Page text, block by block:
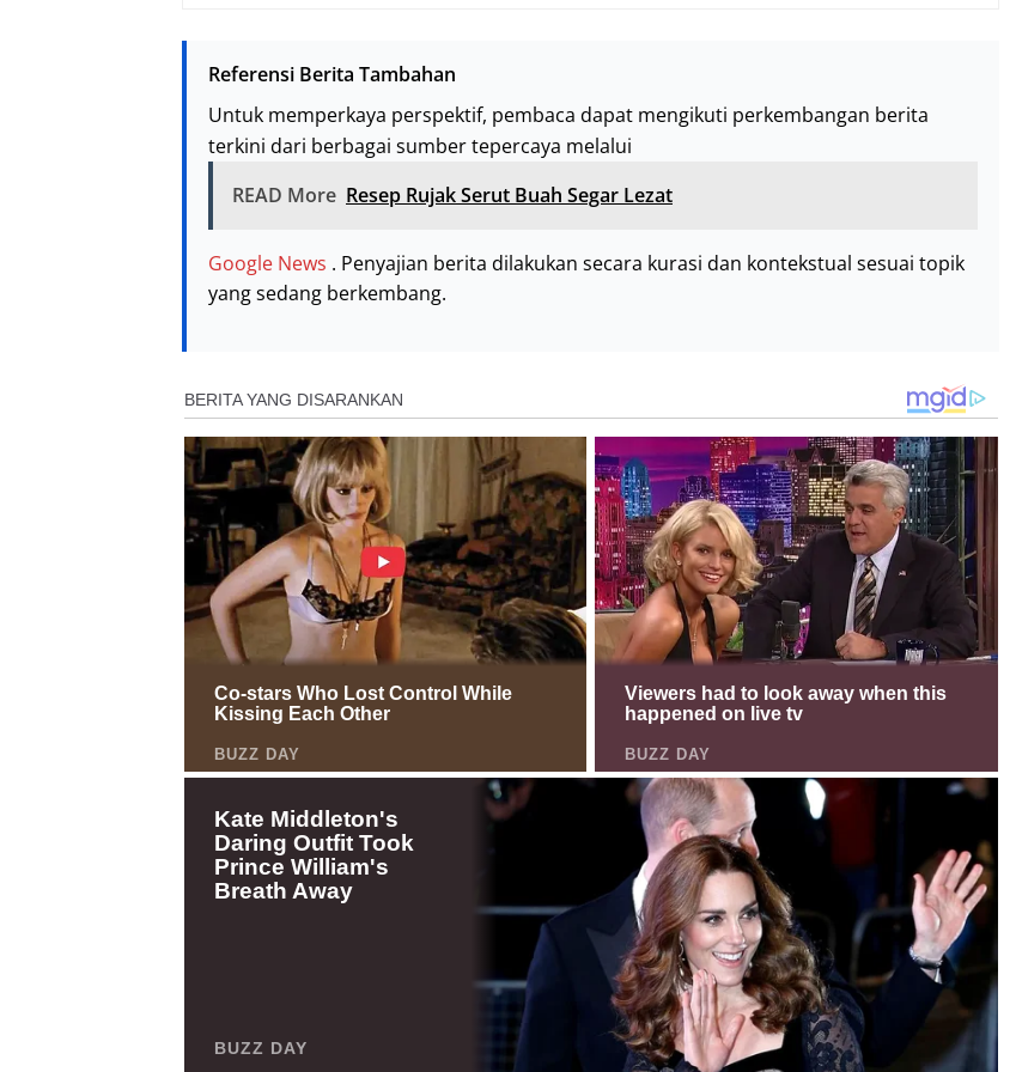
Referensi Berita Tambahan
Untuk memperkaya perspektif, pembaca dapat mengikuti perkembangan berita
terkini dari berbagai sumber tepercaya melalui
READ More Resep Rujak Serut Buah Segar Lezat
Google News . Penyajian berita dilakukan secara kurasi dan kontekstual sesuai topik
yang sedang berkembang.